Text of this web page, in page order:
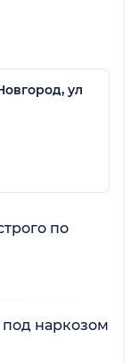
ул
по
под наркозом